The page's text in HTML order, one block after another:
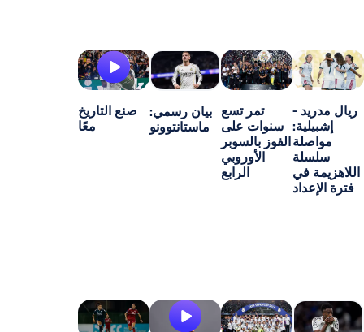
-
تمر تسع
سنوات على
الفوز بالسوبر
الأوروبي
الرابع
بيان رسمي:
ماستانتوونو
صنع التاريخ
معًا